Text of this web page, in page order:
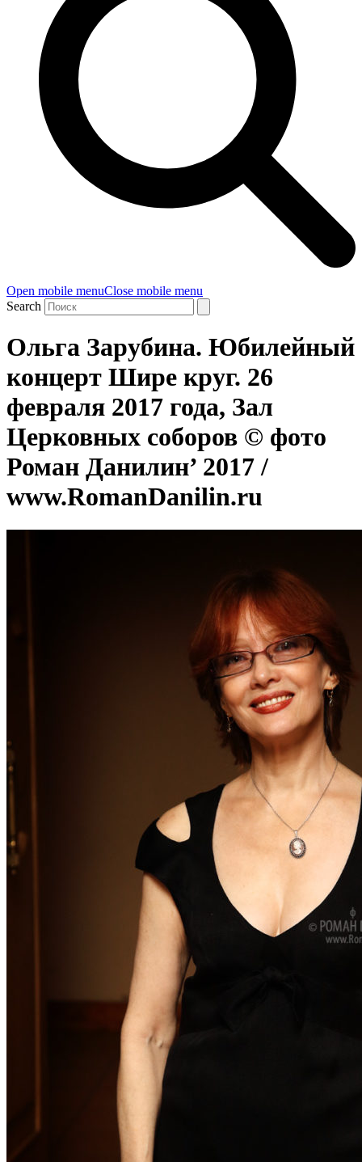
Open mobile menuClose mobile menu
Search
Ольга Зарубина. Юбилейный
концерт Шире круг. 26
февраля 2017 года, Зал
Церковных соборов © фото
Роман Данилин’ 2017 /
www.RomanDanilin.ru